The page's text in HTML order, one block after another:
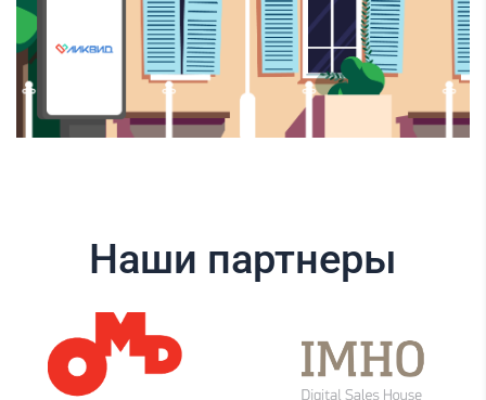
Наши партнеры